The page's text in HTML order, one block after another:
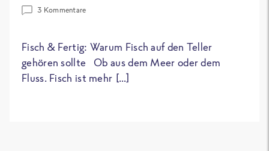
3 Kommentare
Fisch & Fertig: Warum Fisch auf den Teller
gehören sollte Ob aus dem Meer oder dem
Fluss. Fisch ist mehr […]